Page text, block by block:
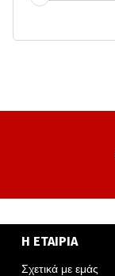
Η ΕΤΑΙΡΙΑ
Σχετικά με εμάς